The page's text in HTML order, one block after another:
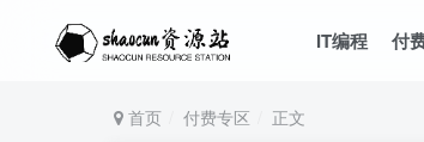
IT编程 付
首页 付费专区 正文